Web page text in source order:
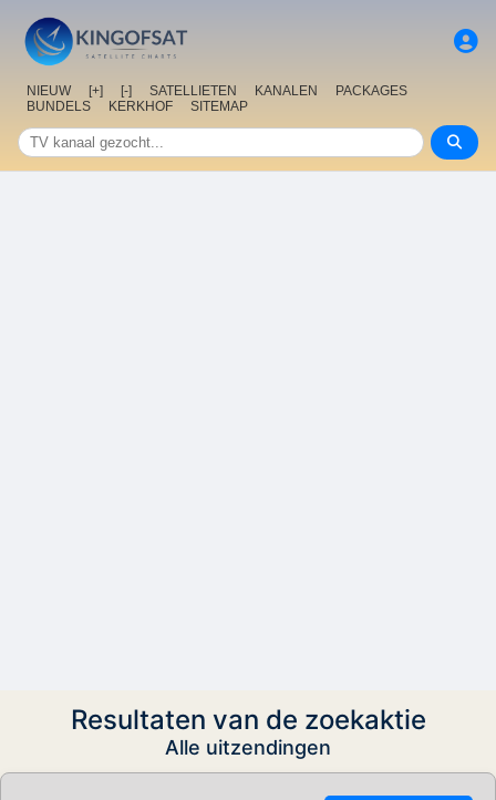
NIEUW [+] [-] SATELLIETEN KANALEN
PACKAGES
BUNDELS
KERKHOF SITEMAP
Resultaten van de zoekaktie
Alle uitzendingen